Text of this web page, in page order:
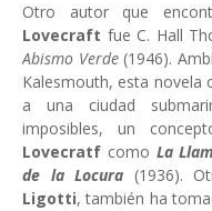
Otro autor que
Lovecraft fue C. Hall
Abismo Verde (1946).
Kalesmouth, esta novela
a una ciudad
imposibles, un
Lovecratf como La
de la Locura (1936).
Ligotti, también ha